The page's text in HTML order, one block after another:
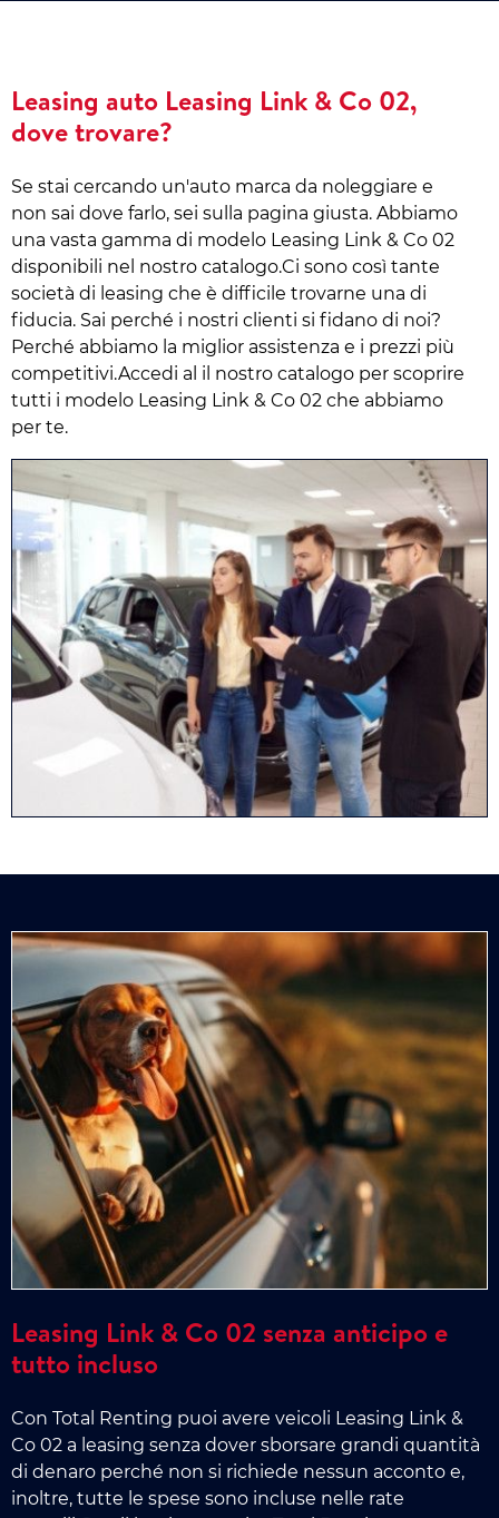
Leasing auto Leasing Link & Co 02,
dove trovare?
Se stai cercando un'auto marca da noleggiare e
non sai dove farlo, sei sulla pagina giusta. Abbiamo
una vasta gamma di modelo Leasing Link & Co 02
disponibili nel nostro catalogo.Ci sono così tante
società di leasing che è difficile trovarne una di
fiducia. Sai perché i nostri clienti si fidano di noi?
Perché abbiamo la miglior assistenza e i prezzi più
competitivi.Accedi al il nostro catalogo per scoprire
tutti i modelo Leasing Link & Co 02 che abbiamo
per te.
Leasing Link & Co 02 senza anticipo e
tutto incluso
Con Total Renting puoi avere veicoli Leasing Link &
Co 02 a leasing senza dover sborsare grandi quantità
di denaro perché non si richiede nessun acconto e,
inoltre, tutte le spese sono incluse nelle rate